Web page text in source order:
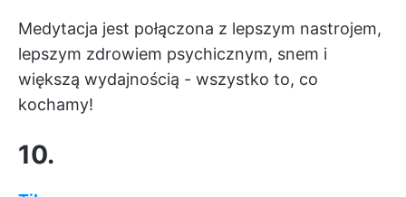
Medytacja jest połączona z lepszym nastrojem,
lepszym zdrowiem psychicznym, snem i
większą wydajnością - wszystko to, co
kochamy!
10.